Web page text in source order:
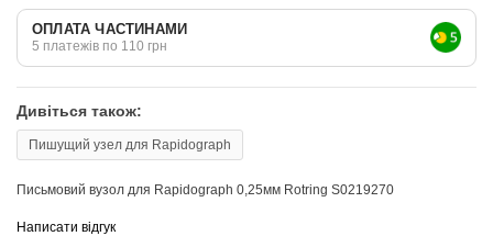
ОПЛАТА ЧАСТИНАМИ
5 платежів по 110 грн
Дивіться також:
Пишущий узел для Rapidograph
Письмовий вузол для Rapidograph 0,25мм Rotring S0219270
Написати відгук